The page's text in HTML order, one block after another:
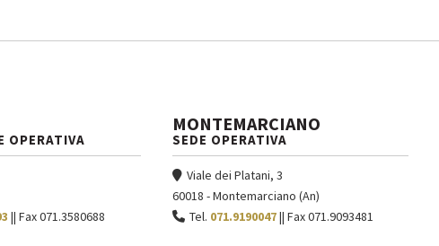
OPERATIVA
|| Fax 071.3580688
MONTEMARCIANO
SEDE OPERATIVA
Viale dei Platani, 3
60018 - Montemarciano (An)
Tel. 071.9190047|| Fax 071.9093481